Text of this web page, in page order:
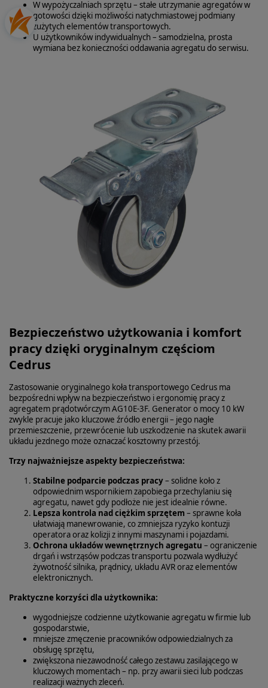
W wypożyczalniach sprzętu – stałe utrzymanie agregatów w
gotowości dzięki możliwości natychmiastowej podmiany
zużytych elementów transportowych.
U użytkowników indywidualnych – samodzielna, prosta
wymiana bez konieczności oddawania agregatu do serwisu.
Bezpieczeństwo użytkowania i komfort
pracy dzięki oryginalnym częściom
Cedrus
Zastosowanie oryginalnego koła transportowego Cedrus ma
bezpośredni wpływ na bezpieczeństwo i ergonomię pracy z
agregatem prądotwórczym AG10E‑3F. Generator o mocy 10 kW
zwykle pracuje jako kluczowe źródło energii – jego nagłe
przemieszczenie, przewrócenie lub uszkodzenie na skutek awarii
układu jezdnego może oznaczać kosztowny przestój.
Trzy najważniejsze aspekty bezpieczeństwa:
Stabilne podparcie podczas pracy– solidne koło z
odpowiednim wspornikiem zapobiega przechylaniu się
agregatu, nawet gdy podłoże nie jest idealnie równe.
Lepsza kontrola nad ciężkim sprzętem – sprawne koła
ułatwiają manewrowanie, co zmniejsza ryzyko kontuzji
operatora oraz kolizji z innymi maszynami i pojazdami.
Ochrona układów wewnętrznych agregatu – ograniczenie
drgań i wstrząsów podczas transportu pozwala wydłużyć
żywotność silnika, prądnicy, układu AVR oraz elementów
elektronicznych.
Praktyczne korzyści dla użytkownika:
wygodniejsze codzienne użytkowanie agregatu w firmie lub
gospodarstwie,
mniejsze zmęczenie pracowników odpowiedzialnych za
obsługę sprzętu,
zwiększona niezawodność całego zestawu zasilającego w
kluczowych momentach – np. przy awarii sieci lub podczas
realizacji ważnych zleceń.